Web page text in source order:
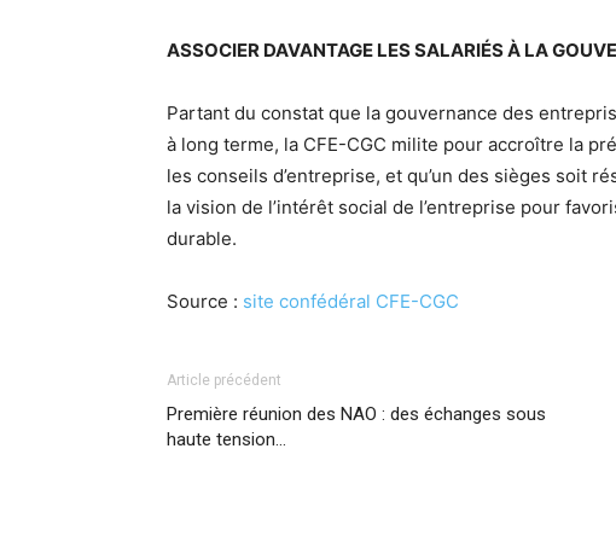
ASSOCIER DAVANTAGE LES SALARIÉS À LA
Partant du constat que la gouvernance des
à long terme, la CFE-CGC milite pour accroître la
les conseils d’entreprise, et qu’un des sièges soit
la vision de l’intérêt social de l’entreprise pour
durable.
Source : site confédéral CFE-CGC
Article précédent
Première réunion des NAO : des échanges sous
haute tension…